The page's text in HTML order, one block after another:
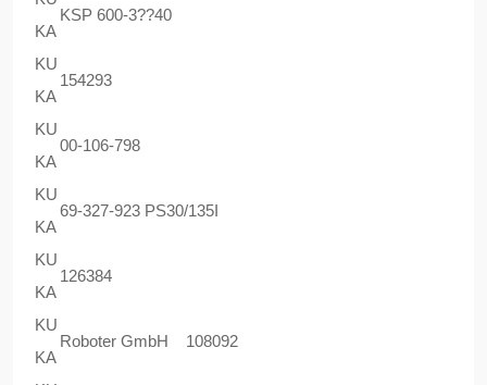
KA
KSP 600-3??40
KU
KA
154293
KU
KA
00-106-798
KU
KA
69-327-923 PS30/135I
KU
KA
126384
KU
KA
Roboter GmbH 108092